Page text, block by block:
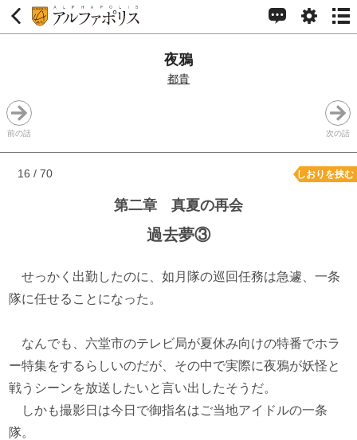
夜鴉
都貴
前の話 次の話
16 / 70 しおりを挟む
第二章 真夏の再会
過去夢③
せっかく出勤したのに、如月隊の巡回任務は急遽、一条
隊に任せることになった。
なんでも、六堂市のテレビ局が夏休み向けの特番でホラ
ー特集をするらしいのだが、その中で実際に夜鴉が妖怪と
戦うシーンを放送したいと言い出したそうだ。
しかも撮影日は今日で御指名はご当地アイドルの一条
隊。